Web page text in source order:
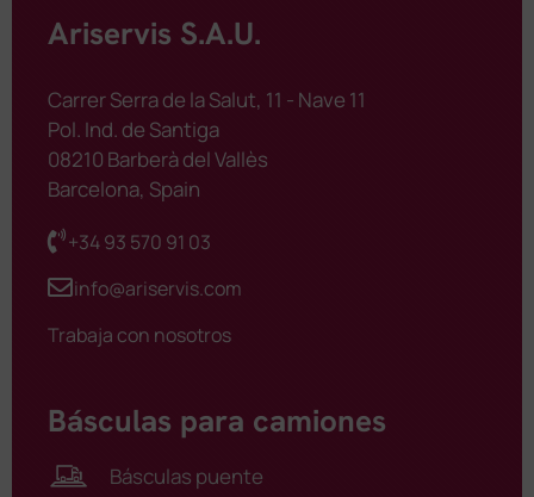
Ariservis S.A.U.
Carrer Serra de la Salut, 11 - Nave 11
Pol. Ind. de Santiga
08210 Barberà del Vallès
Barcelona, Spain
+34 93 570 91 03
info@ariservis.com
Trabaja con nosotros
Básculas para camiones
Básculas puente